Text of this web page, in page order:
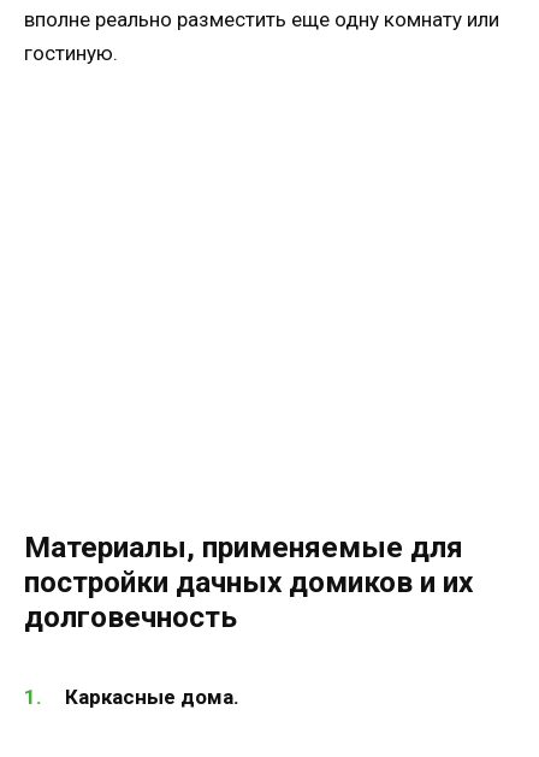
вполне реально разместить еще одну комнату или
гостиную.
Материалы, применяемые для
постройки дачных домиков и их
долговечность
Каркасные дома.